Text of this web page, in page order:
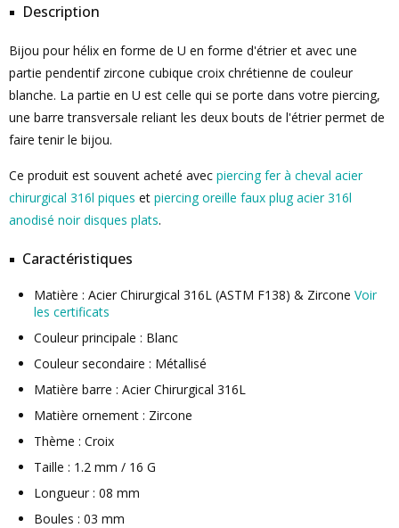
Description
Bijou pour hélix en forme de U en forme d'étrier et avec une
partie pendentif zircone cubique croix chrétienne de couleur
blanche. La partie en U est celle qui se porte dans votre piercing,
une barre transversale reliant les deux bouts de l'étrier permet de
faire tenir le bijou.
Ce produit est souvent acheté avec piercing fer à cheval acier
chirurgical 316l piques et piercing oreille faux plug acier 316l
anodisé noir disques plats.
Caractéristiques
Matière : Acier Chirurgical 316L (ASTM F138) & Zircone Voir
les certificats
Couleur principale : Blanc
Couleur secondaire : Métallisé
Matière barre : Acier Chirurgical 316L
Matière ornement : Zircone
Thème : Croix
Taille : 1.2 mm / 16 G
Longueur : 08 mm
Boules : 03 mm